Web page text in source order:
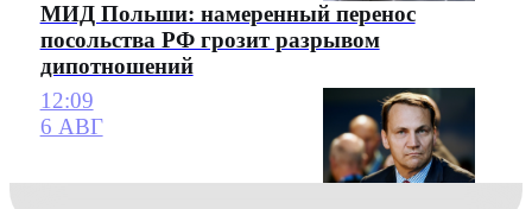
МИД Польши: намеренный перенос
посольства РФ грозит разрывом
дипотношений
12:09
6 АВГ